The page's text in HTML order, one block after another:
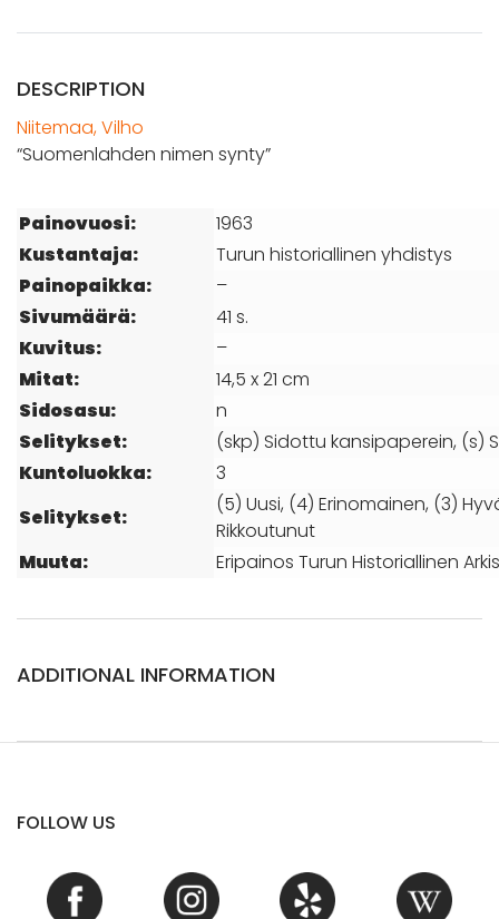
DESCRIPTION
Niitemaa, Vilho
“Suomenlahden nimen synty”
Painovuosi:
1963
Kustantaja:
Turun historiallinen yhdistys
Painopaikka:
–
Sivumäärä:
41 s.
Kuvitus:
–
Mitat:
14,5 x 21 cm
Sidosasu:
n
Selitykset:
(skp) Sidottu kansipaperein, (s)
Kuntoluokka:
3
Selitykset:
(5) Uusi, (4) Erinomainen, (3)
Rikkoutunut
Muuta:
Eripainos Turun Historiallinen
ADDITIONAL INFORMATION
FOLLOW US